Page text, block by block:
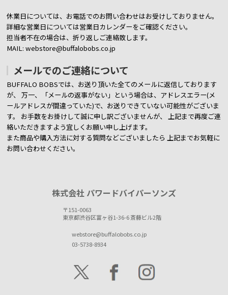
休業日については、お電話でのお問い合わせはお受けしておりません。
詳細な営業日については営業日カレンダーをご確認ください。
担当者不在の場合は、折り返しご連絡致します。
MAIL: webstore@buffalobobs.co.jp
メールでのご連絡について
BUFFALO BOBSでは、お送り頂いた全てのメールに返信しております
が、 万一、「メールの返事がない」という場合は、アドレスエラー(メ
ールアドレスが間違っていた)で、お送りできていない可能性がございま
す。 お手数をお掛けして誠に申し訳ございませんが、 上記まで再度ご連
絡いただきますよう宜しくお願い申し上げます。
また商品や購入方法に対する質問などございましたら上記までお気軽に
お問い合わせください。
株式会社 パワードバイパーソンズ
〒151-0063
東京都渋谷区富ヶ谷1-36-6 斎藤ビル2階
webstore@buffalobobs.co.jp
03-5738-8934